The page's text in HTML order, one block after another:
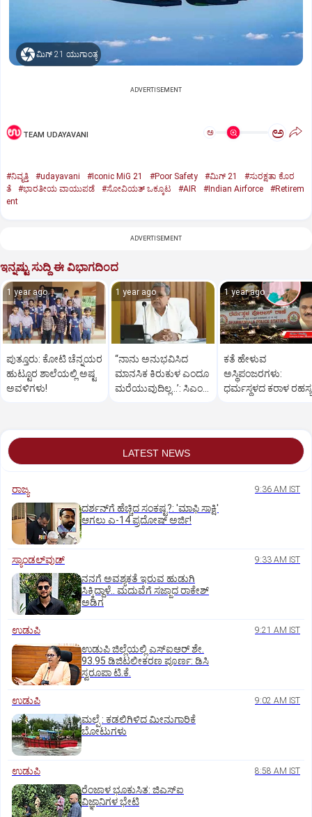
ಮಿಗ್‌ 21 ಯುಗಾಂತ್ಯ
ADVERTISEMENT
TEAM UDAYAVANI ಅ ಅ
#ನಿವೃತ್ತಿ #udayavani #Iconic MiG 21 #Poor Safety #ಮಿಗ್‌ 21
#ಸುರಕ್ಷತಾ ಕೊರ
ತೆ
#ಭಾರತೀಯ ವಾಯುಪಡೆ #ಸೋವಿಯತ್‌ ಒಕ್ಕೂಟ #AIR #Indian Airforce
#Retirem
ent
ADVERTISEMENT
ಇನ್ನಷ್ಟು ಸುದ್ದಿ ಈ ವಿಭಾಗದಿಂದ
1 year ago
ಪುತ್ತೂರು: ಕೋಟಿ ಚೆನ್ನಯರ
ಹುಟ್ಟೂರ ಶಾಲೆಯಲ್ಲಿ ಅಷ್ಟ
ಅವಳಿಗಳು!
1 year ago
“ನಾನು ಅನುಭವಿಸಿದ
ಮಾನಸಿಕ ಕಿರುಕುಳ ಎಂದೂ
ಮರೆಯುವುದಿಲ್ಲ…’: ಸಿಎಂ
1 year ago
ಕತೆ ಹೇಳುವ
ಅಸ್ಥಿಪಂಜರಗಳು:
ಧರ್ಮಸ್ಥಳದ‌ ಕರಾಳ ರಹಸ್ಯ
LATEST NEWS
ರಾಜ್ಯ 9:36 AM IST
ದರ್ಶನ್‌ಗೆ ಹೆಚ್ಚಿದ ಸಂಕಷ್ಟ?: 'ಮಾಫಿ ಸಾಕ್ಷಿ'
ಆಗಲು ಎ-14 ಪ್ರದೋಷ್ ಅರ್ಜಿ!
ಸ್ಯಾಂಡಲ್‌ವುಡ್‌ 9:33 AM IST
ನನಗೆ ಅವಶ್ಯಕತೆ ಇರುವ ಹುಡುಗಿ
ಸಿಕ್ಕಿದ್ದಾಳೆ.. ಮದುವೆಗೆ ಸಜ್ಜಾದ ರಾಕೇಶ್
ಅಡಿಗ
ಉಡುಪಿ 9:21 AM IST
ಉಡುಪಿ ಜಿಲ್ಲೆಯಲ್ಲಿ ಎಸ್‌ಐಆರ್‌ ಶೇ.
93.95 ಡಿಜಿಟಲೀಕರಣ ಪೂರ್ಣ: ಡಿಸಿ
ಸ್ವರೂಪಾ ಟಿ.ಕೆ.
ಉಡುಪಿ 9:02 AM IST
ಮಲ್ಪೆ : ಕಡಲಿಗಿಳಿದ ಮೀನುಗಾರಿಕೆ
ಬೋಟುಗಳು
ಉಡುಪಿ 8:58 AM IST
ರೆಂಜಾಳ ಭೂಕುಸಿತ: ಜಿಎಸ್‌ಐ
ವಿಜ್ಞಾನಿಗಳ ಭೇಟಿ